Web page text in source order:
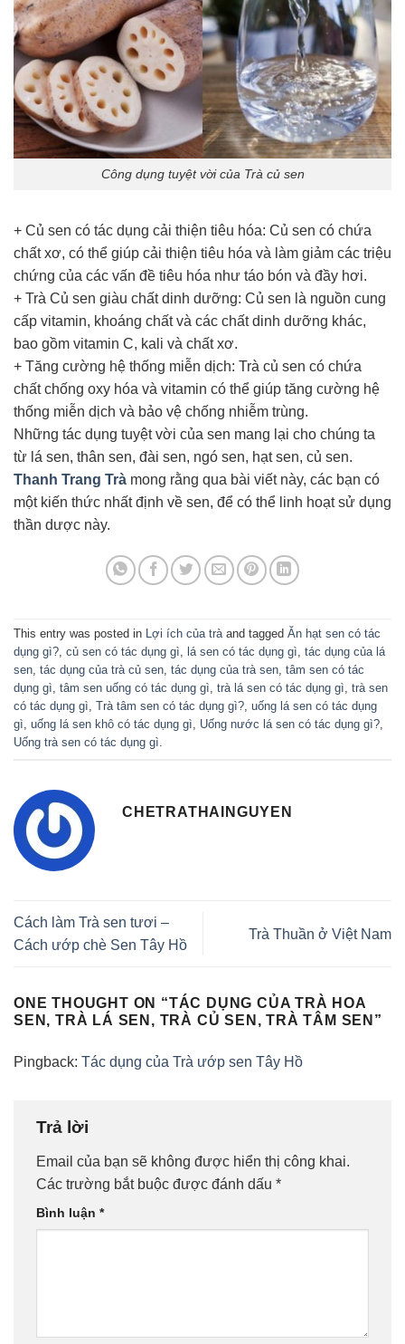
Công dụng tuyệt vời của Trà củ sen
+ Củ sen có tác dụng cải thiện tiêu hóa: Củ sen có chứa
chất xơ, có thể giúp cải thiện tiêu hóa và làm giảm các triệu
chứng của các vấn đề tiêu hóa như táo bón và đầy hơi.
+ Trà Củ sen giàu chất dinh dưỡng: Củ sen là nguồn cung
cấp vitamin, khoáng chất và các chất dinh dưỡng khác,
bao gồm vitamin C, kali và chất xơ.
+ Tăng cường hệ thống miễn dịch: Trà củ sen có chứa
chất chống oxy hóa và vitamin có thể giúp tăng cường hệ
thống miễn dịch và bảo vệ chống nhiễm trùng.
Những tác dụng tuyệt vời của sen mang lại cho chúng ta
từ lá sen, thân sen, đài sen, ngó sen, hạt sen, củ sen.
Thanh Trang Trà mong rằng qua bài viết này, các bạn có
một kiến thức nhất định về sen, để có thể linh hoạt sử dụng
thần dược này.
This entry was posted in Lợi ích của tràand tagged Ăn hạt sen có tác
dụng gì?, củ sen có tác dụng gì, lá sen có tác dụng gì, tác dụng của lá
sen, tác dụng của trà củ sen, tác dụng của trà sen, tâm sen có tác
dụng gì, tâm sen uống có tác dụng gì, trà lá sen có tác dụng gì, trà sen
có tác dụng gì, Trà tâm sen có tác dụng gì?, uống lá sen có tác dụng
gì, uống lá sen khô có tác dụng gì, Uống nước lá sen có tác dụng gì?,
Uống trà sen có tác dụng gì.
CHETRATHAINGUYEN
Cách làm Trà sen tươi –
Cách ướp chè Sen Tây Hồ
Trà Thuần ở Việt Nam
ONE THOUGHT ON “TÁC DỤNG CỦA TRÀ HOA
SEN, TRÀ LÁ SEN, TRÀ CỦ SEN, TRÀ TÂM SEN ”
Pingback: Tác dụng của Trà ướp sen Tây Hồ
Trả lời
Email của bạn sẽ không được hiển thị công khai.
Các trường bắt buộc được đánh dấu *
Bình luận *